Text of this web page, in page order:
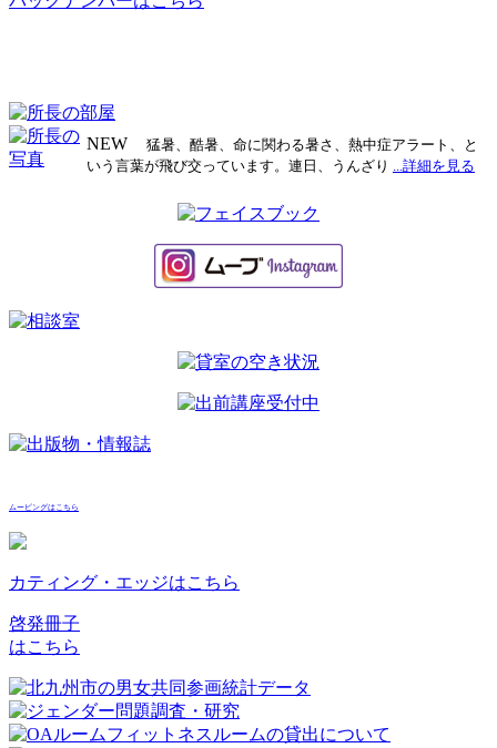
稿
ゲ
ー
NEW
猛暑、酷暑、命に関わる暑さ、熱中症アラート、と
いう言葉が飛び交っています。連日、うんざり
...詳細を見る
ムービングはこちら
カティング・エッジはこちら
啓発冊子
はこちら